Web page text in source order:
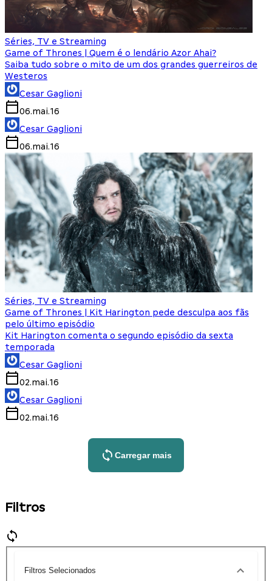
Séries, TV e Streaming
Game of Thrones | Quem é o lendário Azor Ahai?
Saiba tudo sobre o mito de um dos grandes guerreiros de
Westeros
Cesar Gaglioni
06.mai.16
Cesar Gaglioni
06.mai.16
Séries, TV e Streaming
Game of Thrones | Kit Harington pede desculpa aos fãs
pelo último episódio
Kit Harington comenta o segundo episódio da sexta
temporada
Cesar Gaglioni
02.mai.16
Cesar Gaglioni
02.mai.16
Carregar mais
Filtros
Filtros Selecionados